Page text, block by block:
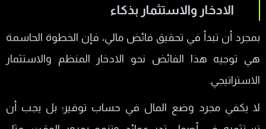
الادخار والاستثمار بذكاء
بمجرد أن تبدأ في تحقيق فائض مالي، فإن الخطوة الحاسمة
هي توجيه هذا الفائض نحو الادخار المنظم والاستثمار
الاستراتيجي.
لا يكفي مجرد وضع المال في حساب توفير؛ بل يجب أن